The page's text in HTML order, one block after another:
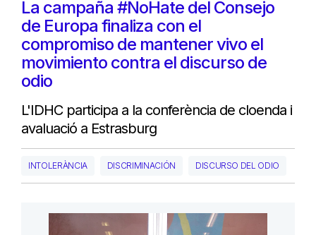
La campaña #NoHate del Consejo
de Europa finaliza con el
compromiso de mantener vivo el
movimiento contra el discurso de
odio
L'IDHC participa a la conferència de cloenda i
avaluació a Estrasburg
INTOLERÀNCIA DISCRIMINACIÓN DISCURSO DEL ODIO